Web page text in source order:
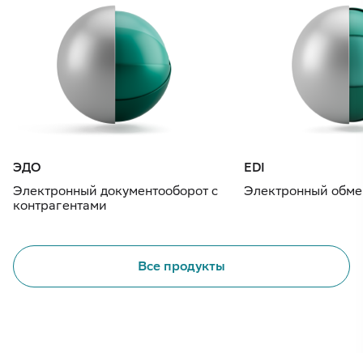
ЭДО
Электронный документооборот с
контрагентами
EDI
Электронный
Все продукты